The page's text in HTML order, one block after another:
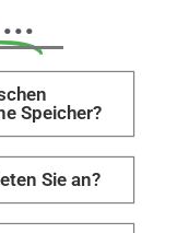
Speicher?
Sie an?